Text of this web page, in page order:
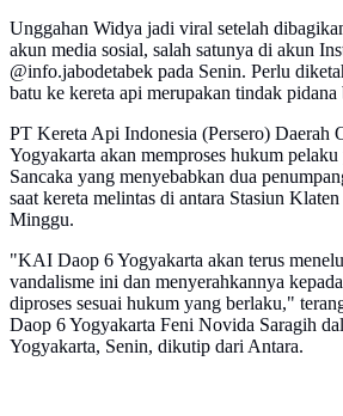
Unggahan Widya jadi viral setelah
akun media sosial, salah satunya di akun
@info.jabodetabek pada Senin. Perlu
batu ke kereta api merupakan tindak pidana
PT Kereta Api Indonesia (Persero) Daerah
Yogyakarta akan memproses hukum
Sancaka yang menyebabkan dua
saat kereta melintas di antara Stasiun
Minggu.
"KAI Daop 6 Yogyakarta akan terus
vandalisme ini dan menyerahkannya
diproses sesuai hukum yang berlaku,"
Daop 6 Yogyakarta Feni Novida Saragih
Yogyakarta, Senin, dikutip dari Antara.